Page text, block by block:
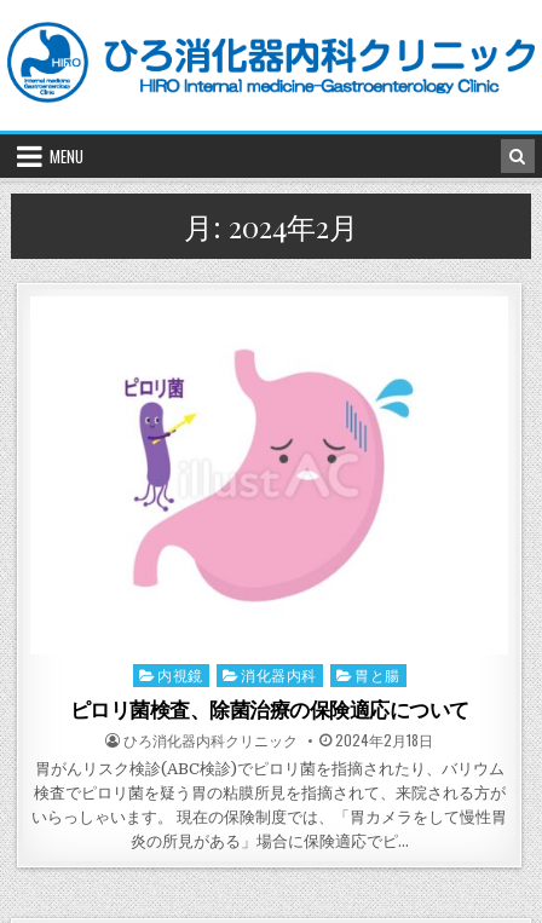
to
content
MENU
月: 2024年2月
Posted
in
内視鏡 消化器内科 胃と腸
ピロリ菌検査、除菌治療の保険適応について
POSTED
BY
ひろ消化器内科クリニック POSTED
ON
2024年2月18日
胃がんリスク検診(ABC検診)でピロリ菌を指摘されたり、バリウム
検査でピロリ菌を疑う胃の粘膜所見を指摘されて、来院される方が
いらっしゃいます。 現在の保険制度では、「胃カメラをして慢性胃
炎の所見がある」場合に保険適応でピ…